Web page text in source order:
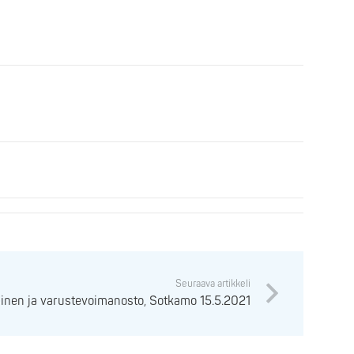
Seuraava artikkeli
ja varustevoimanosto, Sotkamo 15.5.2021